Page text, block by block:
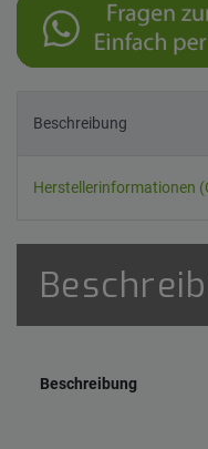
Beschreibung
Herstellerinformationen
Beschreibung